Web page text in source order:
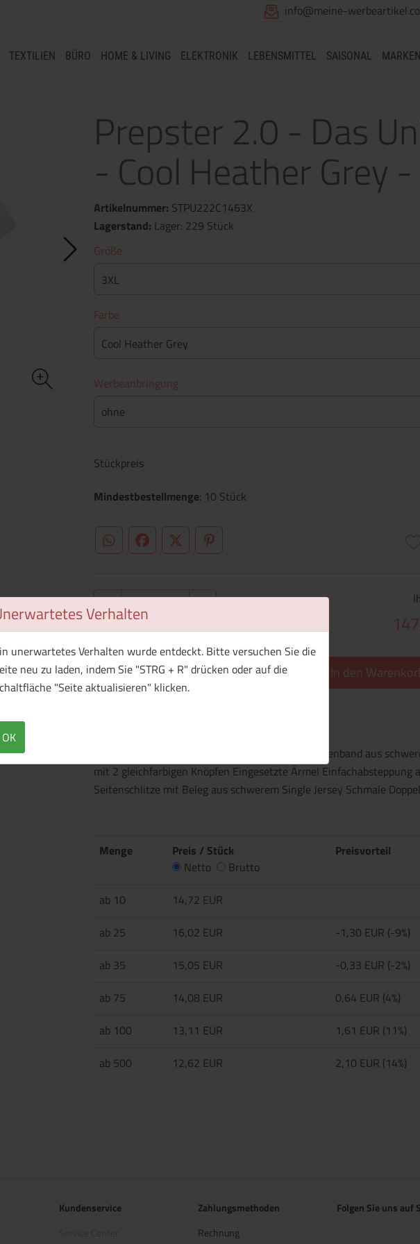
Verhalten
unerwartetes Verhalten wurde entdeckt. Bitte versuchen Sie die
neu zu laden, indem Sie "STRG + R" drücken oder auf die
"Seite aktualisieren" klicken.
OK
info@meine-
TEXTILIEN BÜRO HOME & LIVING ELEKTRONIK LEBENSMITTEL SAISONAL MARKEN
Prepster 2.0 - Das
- Cool Heather Grey
Artikelnummer: STPU222C1463X
Lagerstand: Lager: 229 Stück
Größe
3XL
Farbe
Cool Heather Grey
Werbeanbringung
ohne
Stückpreis
Mindestbestellmenge: 10 Stück
WhatsAppFacebookTwitterPinterest
In den
Flachstrick-Rippkragen und Ärmelbündchen Nackenband aus
mit 2 gleichfarbigen Knöpfen Eingesetzte Ärmel Einfachabsteppung
Seitenschlitze mit Beleg aus schwerem Single Jersey Schmale
Menge
Preis / Stück
Netto
Brutto
Preisvorteil
ab 10
14,72 EUR
ab 25
16,02 EUR
-1,30 EUR (-9%)
ab 35
15,05 EUR
-0,33 EUR (-2%)
ab 75
14,08 EUR
0,64 EUR (4%)
ab 100
13,11 EUR
1,61 EUR (11%)
ab 500
12,62 EUR 2,10 EUR (14%)
Kundenservice
Zahlungsmethoden
Rechnung
Folgen Sie uns auf